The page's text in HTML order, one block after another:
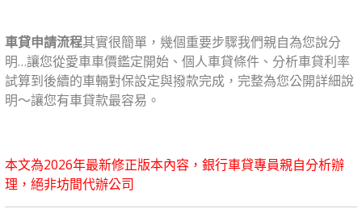
車貸申請流程其實很簡單，幾個重要步驟我們親自為您說分
明…讓您從愛車車價鑑定開始、個人車貸條件、分析車貸利率
試算到後續的車輛對保設定與撥款完成，完整為您公開詳細說
明～讓您有車貸款最容易。
本文為2026年最新修正版本內容，銀行車貸專員親自分析辦
理，絕非坊間代辦公司